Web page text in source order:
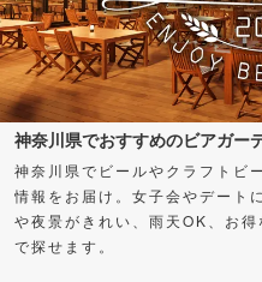
神奈川県でおすすめのビアガー
神奈川県でビールやクラフトビ
情報をお届け。女子会やデート
や夜景がきれい、雨天OK、お
で探せます。